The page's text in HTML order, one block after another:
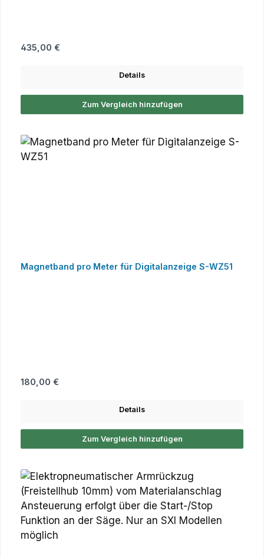
Regulärer Preis:
435,00 €
Details
Zum Vergleich hinzufügen
Magnetband pro Meter für Digitalanzeige S-WZ51
Regulärer Preis:
180,00 €
Details
Zum Vergleich hinzufügen